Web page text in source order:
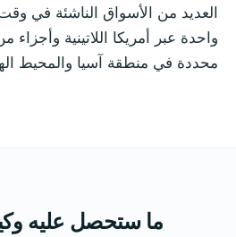
العديد من الأسواق الناشئة في
واحدة عبر أمريكا اللاتينية وأجزاء
محددة في منطقة آسيا والمحيط
ما ستحصل عليه